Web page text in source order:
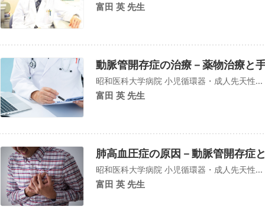
富田 英 先生
動脈管開存症の治療－薬物治療と
昭和医科大学病院 小児循環器・成人先天性...
富田 英 先生
肺高血圧症の原因－動脈管開存症
昭和医科大学病院 小児循環器・成人先天性...
富田 英 先生